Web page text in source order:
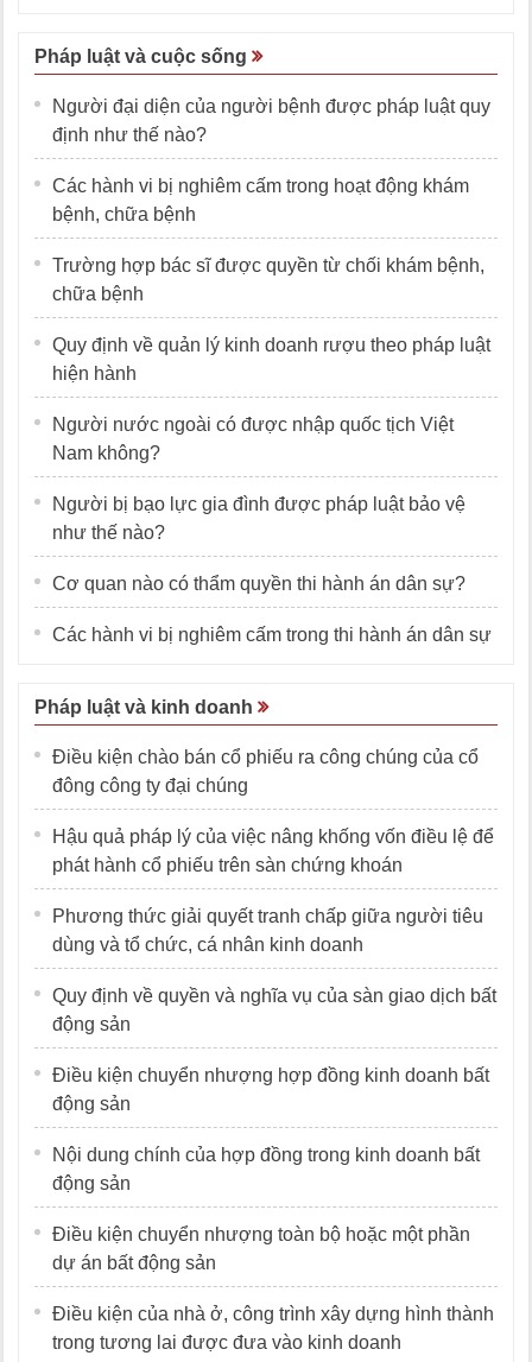
Pháp luật và cuộc sống
Người đại diện của người bệnh được pháp luật quy
định như thế nào?
Các hành vi bị nghiêm cấm trong hoạt động khám
bệnh, chữa bệnh
Trường hợp bác sĩ được quyền từ chối khám bệnh,
chữa bệnh
Quy định về quản lý kinh doanh rượu theo pháp luật
hiện hành
Người nước ngoài có được nhập quốc tịch Việt
Nam không?
Người bị bạo lực gia đình được pháp luật bảo vệ
như thế nào?
Cơ quan nào có thẩm quyền thi hành án dân sự?
Các hành vi bị nghiêm cấm trong thi hành án dân sự
Pháp luật và kinh doanh
Điều kiện chào bán cổ phiếu ra công chúng của cổ
đông công ty đại chúng
Hậu quả pháp lý của việc nâng khống vốn điều lệ để
phát hành cổ phiếu trên sàn chứng khoán
Phương thức giải quyết tranh chấp giữa người tiêu
dùng và tổ chức, cá nhân kinh doanh
Quy định về quyền và nghĩa vụ của sàn giao dịch bất
động sản
Điều kiện chuyển nhượng hợp đồng kinh doanh bất
động sản
Nội dung chính của hợp đồng trong kinh doanh bất
động sản
Điều kiện chuyển nhượng toàn bộ hoặc một phần
dự án bất động sản
Điều kiện của nhà ở, công trình xây dựng hình thành
trong tương lai được đưa vào kinh doanh